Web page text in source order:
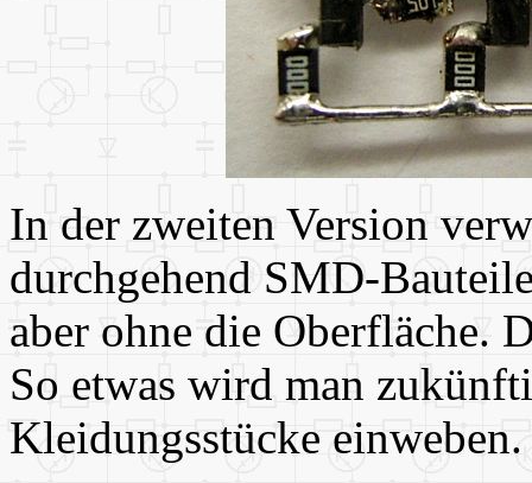
In der zweiten Version
durchgehend SMD-
aber ohne die Oberfläche.
So etwas wird man
Kleidungsstücke einweben.